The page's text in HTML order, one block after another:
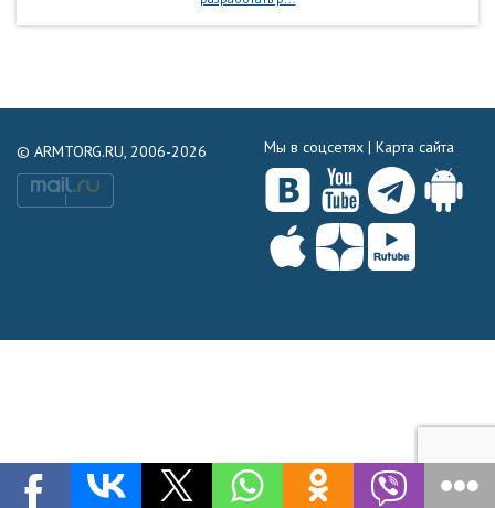
© ARMTORG.RU, 2006-2026 Мы в соцсетях | Карта сайта